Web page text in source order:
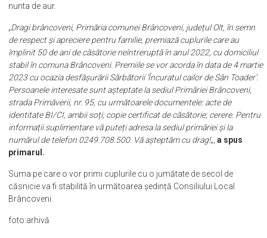
nunta de aur.
„Dragi brâncoveni, Primăria comunei Brâncoveni, județul Olt, în semn
de respect și apreciere pentru familie, premiază cuplurile care au
împlinit 50 de ani de căsătorie neîntreruptă în anul 2022, cu domiciliul
stabil în comuna Brâncoveni. Premiile se vor acorda în data de 4 martie
2023 cu ocazia desfășurării Sărbătorii ‘Încuratul cailor de Sân Toader’.
Persoanele interesate sunt așteptate la sediul Primăriei Brâncoveni,
strada Primăverii, nr. 95, cu următoarele documentele: acte de
identitate BI/CI, ambii soți; copie certificat de căsătorie; cerere. Pentru
informații suplimentare vă puteți adresa la sediul primăriei și la
numărul de telefon 0249.708.500. Vă așteptăm cu drag!„,a spus
primarul.
Suma pe care o vor primi cuplurile cu o jumătate de secol de
căsnicie va fi stabilită în următoarea ședință Consiliului Local
Brâncoveni.
foto:arhivă